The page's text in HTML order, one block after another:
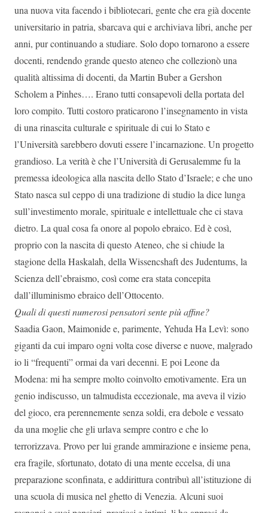
una nuova vita facendo i bibliotecari, gente che era già docente
universitario in patria, sbarcava qui e archiviava libri, anche per
anni, pur continuando a studiare. Solo dopo tornarono a essere
docenti, rendendo grande questo ateneo che collezionò una
qualità altissima di docenti, da Martin Buber a Gershon
Scholem a Pinhes…. Erano tutti consapevoli della portata del
loro compito. Tutti costoro praticarono l’insegnamento in vista
di una rinascita culturale e spirituale di cui lo Stato e
l’Università sarebbero dovuti essere l’incarnazione. Un progetto
grandioso. La verità è che l’Università di Gerusalemme fu la
premessa ideologica alla nascita dello Stato d’Israele; e che uno
Stato nasca sul ceppo di una tradizione di studio la dice lunga
sull’investimento morale, spirituale e intellettuale che ci stava
dietro. La qual cosa fa onore al popolo ebraico. Ed è così,
proprio con la nascita di questo Ateneo, che si chiude la
stagione della Haskalah, della Wissencshaft des Judentums, la
Scienza dell’ebraismo, così come era stata concepita
dall’illuminismo ebraico dell’Ottocento.
Quali di questi numerosi pensatori sente più affine?
Saadia Gaon, Maimonide e, parimente, Yehuda Ha Levì: sono
giganti da cui imparo ogni volta cose diverse e nuove, malgrado
io li “frequenti” ormai da vari decenni. E poi Leone da
Modena: mi ha sempre molto coinvolto emotivamente. Era un
genio indiscusso, un talmudista eccezionale, ma aveva il vizio
del gioco, era perennemente senza soldi, era debole e vessato
da una moglie che gli urlava sempre contro e che lo
terrorizzava. Provo per lui grande ammirazione e insieme pena,
era fragile, sfortunato, dotato di una mente eccelsa, di una
preparazione sconfinata, e addirittura contribuì all’istituzione di
una scuola di musica nel ghetto di Venezia. Alcuni suoi